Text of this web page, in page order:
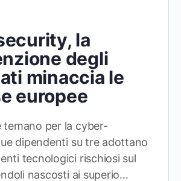
la
degli
minaccia le
europee
per la cyber-
dipendenti su tre adottano
tecnologici rischiosi sul
nascosti ai superio…